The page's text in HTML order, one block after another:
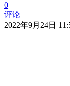
0
评论
2022年9月24日